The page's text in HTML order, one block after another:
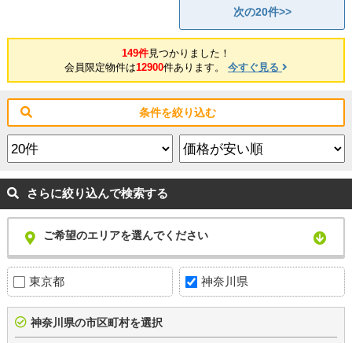
次の20件>>
149件見つかりました！
会員限定物件は12900件あります。 今すぐ見る
条件を絞り込む
さらに絞り込んで検索する
ご希望のエリアを選んでください
東京都 神奈川県
神奈川県の市区町村を選択